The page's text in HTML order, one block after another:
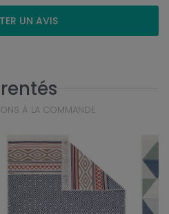
UN AVIS
À LA COMMANDE